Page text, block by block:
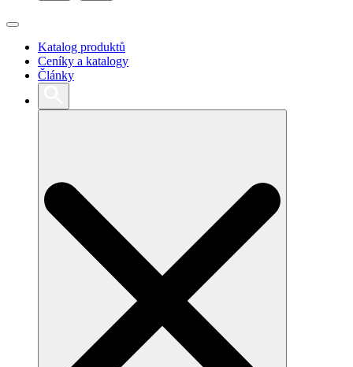
Katalog produktů
Ceníky a katalogy
Články
Search